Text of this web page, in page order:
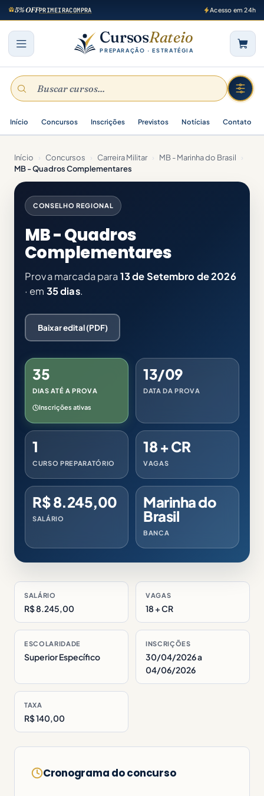
5% OFFPRIMEIRACOMPRA Acesso em 24h
CursosRateio
PREPARAÇÃO · ESTRATÉGIA
Início Concursos Inscrições Previstos Notícias Contato
Início › Concursos › Carreira Militar › MB - Marinha do Brasil
›
MB - Quadros Complementares
CONSELHO REGIONAL
MB - Quadros
Complementares
Prova marcada para13 de Setembro de 2026
· em 35 dias.
Baixar edital (PDF)
35
DIAS ATÉ A PROVA
Inscrições ativas
13/09
DATA DA PROVA
1
CURSO PREPARATÓRIO
18 + CR
VAGAS
R$ 8.245,00
SALÁRIO
Marinha do
Brasil
BANCA
SALÁRIO
R$ 8.245,00
VAGAS
18 + CR
ESCOLARIDADE
Superior Específico
INSCRIÇÕES
30/04/2026 a
04/06/2026
TAXA
R$ 140,00
Cronograma do concurso